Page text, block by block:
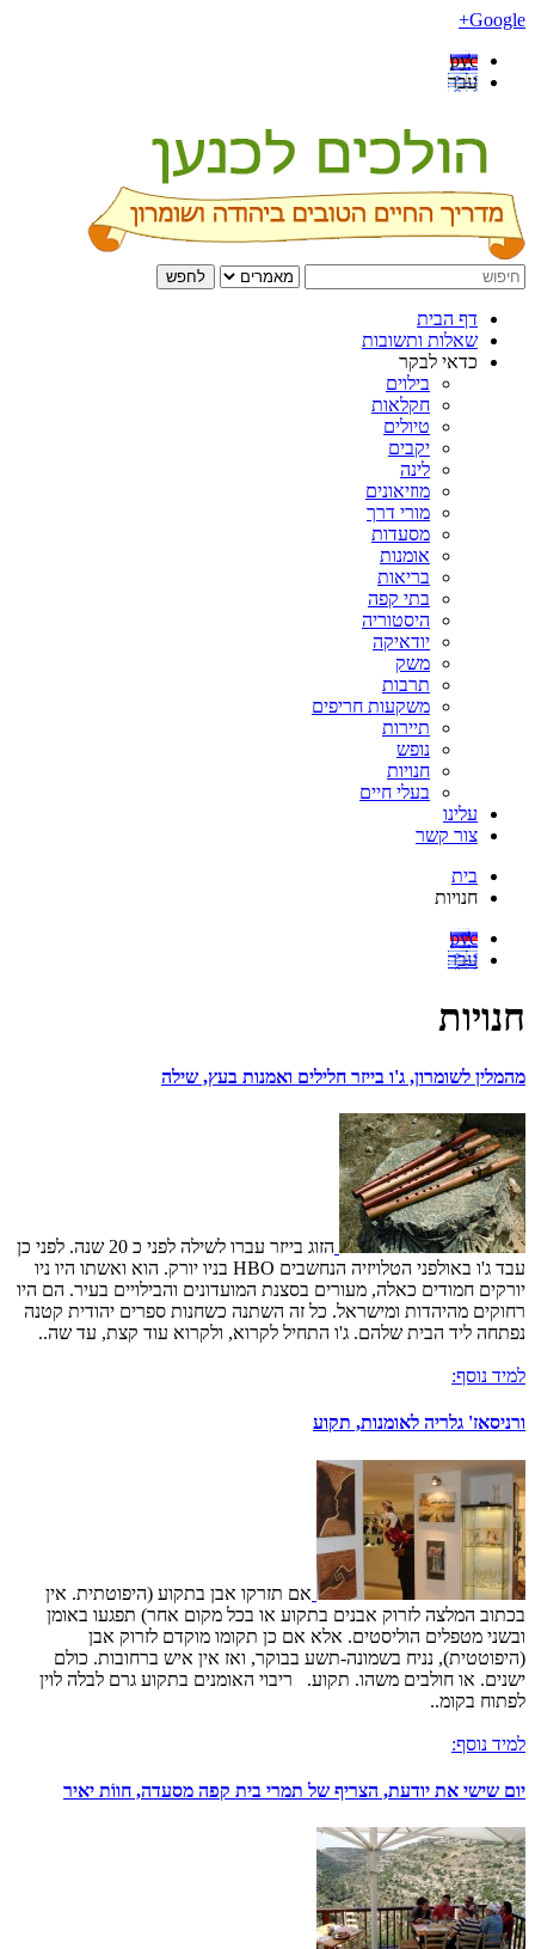
Google+
рус
עבר
לחפש
דף הבית
שאלות ותשובות
כדאי לבקר
בילוים
חקלאות
טיולים
יקבים
לינה
מוזיאונים
מורי דרך
מסעדות
אומנות
בריאות
בתי קפה
היסטוריה
יודאיקה
משק
תרבות
משקעות חריפים
תיירות
נופש
חנויות
בעלי חיים
עלינו
צור קשר
בית
חנויות
рус
עבר
חנויות
מהמלין לשומרון, ג'ו בייזר חלילים ואמנות בעץ, שילה
הזוג בייזר עברו לשילה לפני כ 20 שנה. לפני כן
עבד ג'ו באולפני הטלויזיה הנחשבים HBO בניו יורק. הוא ואשתו היו ניו
יורקים חמודים כאלה, מעורים בסצנת המועדונים והבילויים בעיר. הם היו
רחוקים מהיהדות ומישראל. כל זה השתנה כשחנות ספרים יהודית קטנה
נפתחה ליד הבית שלהם. ג'ו התחיל לקרוא, ולקרוא עוד קצת, עד שה..
למיד נוסף:
ורניסאז' גלריה לאומנות, תקוע
אם תזרקו אבן בתקוע (היפוטתית. אין
בכתוב המלצה לזרוק אבנים בתקוע או בכל מקום אחר) תפגעו באומן
ובשני מטפלים הוליסטים. אלא אם כן תקומו מוקדם לזרוק אבן
(היפוטטית), נניח בשמונה-תשע בבוקר, ואז אין איש ברחובות. כולם
ישנים. או חולבים משהו. תקוע. ריבוי האומנים בתקוע גרם לבלה לוין
לפתוח בקומ..
למיד נוסף:
יום שישי את יודעת, הצריף של תמרי בית קפה מסעדה, חווֹת יאיר